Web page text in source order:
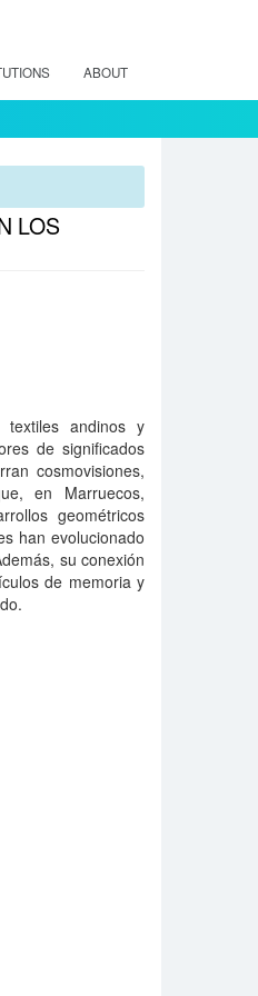
ABOUT
LOS
andinos y
de significados
cosmovisiones,
en Marruecos,
geométricos
han evolucionado
su conexión
de memoria y